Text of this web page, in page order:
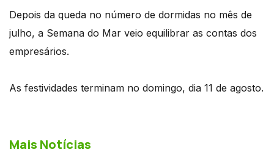
Depois da queda no número de dormidas no mês de
julho, a Semana do Mar veio equilibrar as contas dos
empresários.
As festividades terminam no domingo, dia 11 de agosto.
Mais Notícias